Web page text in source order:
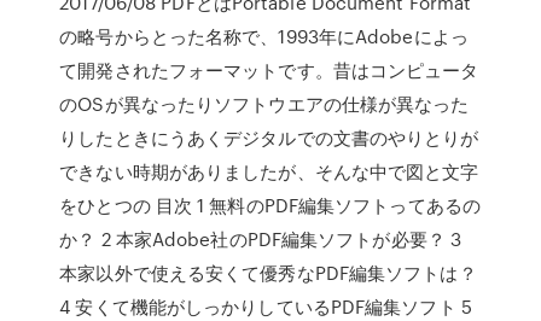
の略号からとった名称で、1993年にAdobeによっ
て開発されたフォーマットです。昔はコンピュータ
のOSが異なったりソフトウエアの仕様が異なった
りしたときにうあくデジタルでの文書のやりとりが
できない時期がありましたが、そんな中で図と文字
をひとつの 目次 1 無料のPDF編集ソフトってあるの
か？ 2 本家Adobe社のPDF編集ソフトが必要？ 3
本家以外で使える安くて優秀なPDF編集ソフトは？
4 安くて機能がしっかりしているPDF編集ソフト 5